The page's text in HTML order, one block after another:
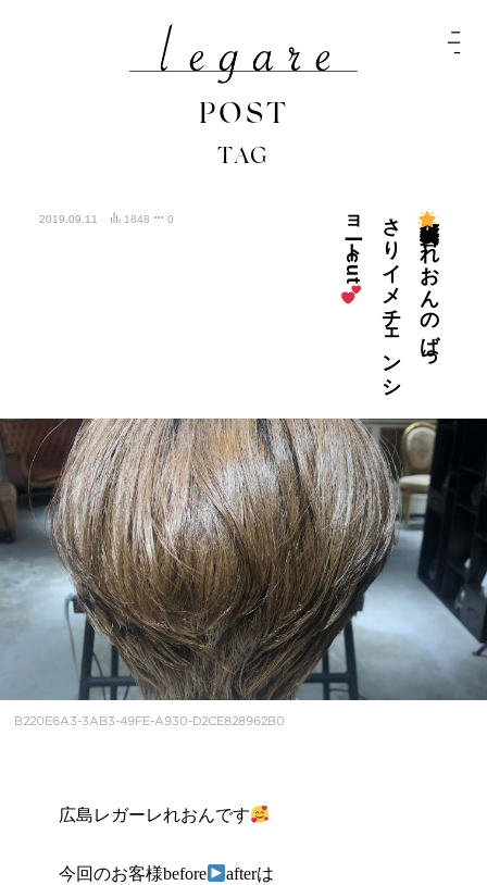
POST
TAG
2019.09.11 1848 0
れ
お
ん
の
ば
っ
さり
イ
メ
チ
ェ
ン
シ
ョート
c
u
t
B220E6A3-3AB3-49FE-A930-D2CE828962B0
広島レガーレれおんです
今回のお客様before
afterは